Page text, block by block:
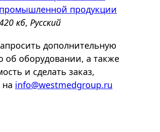
промышленной продукции
кб, Русский
дополнительную
оборудовании, а также
и сделать заказ,
info@westmedgroup.ru